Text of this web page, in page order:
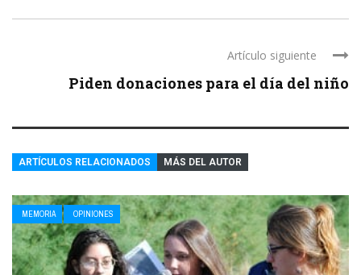
Artículo siguiente
Piden donaciones para el día del niño
ARTÍCULOS RELACIONADOS MÁS DEL AUTOR
MEMORIA OPINIONES